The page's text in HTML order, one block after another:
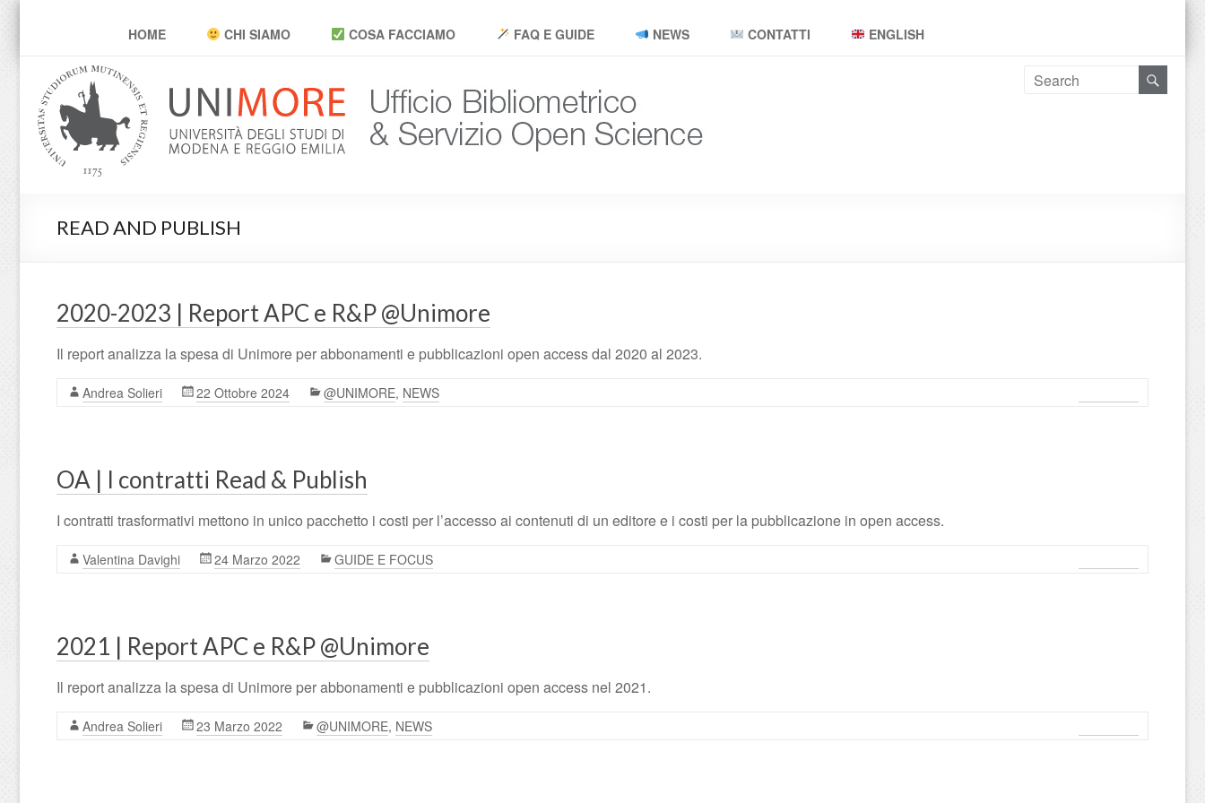
POP Unimore
HOME CHI SIAMO COSA FACCIAMO FAQ E GUIDE NEWS CONTATTI ENGLISH
READ AND PUBLISH
2020-2023 | Report APC e R&P @Unimore
Il report analizza la spesa di Unimore per abbonamenti e pubblicazioni open access dal 2020 al 2023.
Andrea Solieri 22 Ottobre 2024 @UNIMORE, NEWS
OA | I contratti Read & Publish
I contratti trasformativi mettono in unico pacchetto i costi per l’accesso ai contenuti di un editore e i costi per la pubblicazione in open access.
Valentina Davighi 24 Marzo 2022 GUIDE E FOCUS
2021 | Report APC e R&P @Unimore
Il report analizza la spesa di Unimore per abbonamenti e pubblicazioni open access nel 2021.
Andrea Solieri 23 Marzo 2022 @UNIMORE, NEWS